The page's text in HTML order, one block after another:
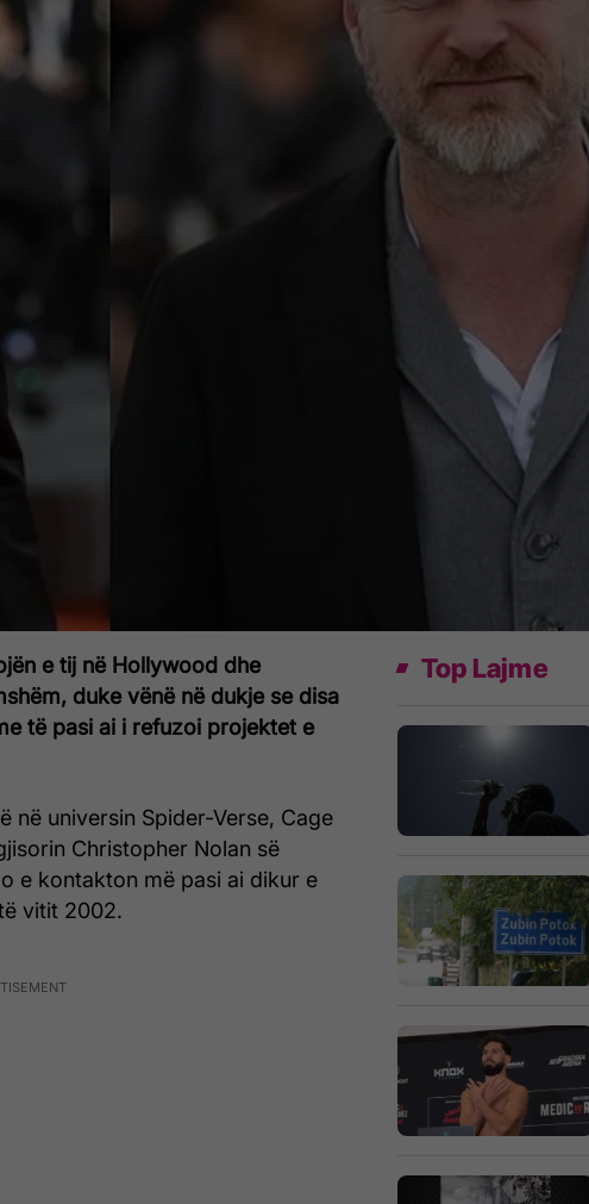
e tij në Hollywood dhe
duke vënë në dukje se disa
të pasi ai i refuzoi projektet e
në universin Spider-Verse, Cage
Christopher Nolan së
e kontakton më pasi ai dikur e
vitit 2002.
Top Lajme